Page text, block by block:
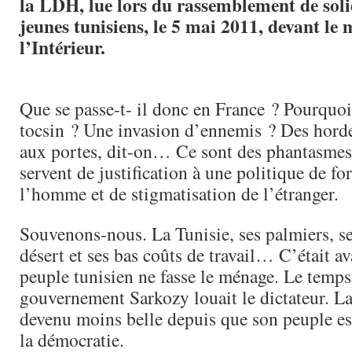
jeunes tunisiens, le 5 mai 2011, devant le
l’Intérieur.
Que se passe-t- il donc en France ?
tocsin ? Une invasion d’ennemis ? Des
aux portes, dit-on… Ce sont des
servent de justification à une politique de
l’homme et de stigmatisation de l’étranger.
Souvenons-nous. La Tunisie, ses palmiers,
désert et ses bas coûts de travail… C’était
peuple tunisien ne fasse le ménage. Le
gouvernement Sarkozy louait le dictateur.
devenu moins belle depuis que son peuple
la démocratie.